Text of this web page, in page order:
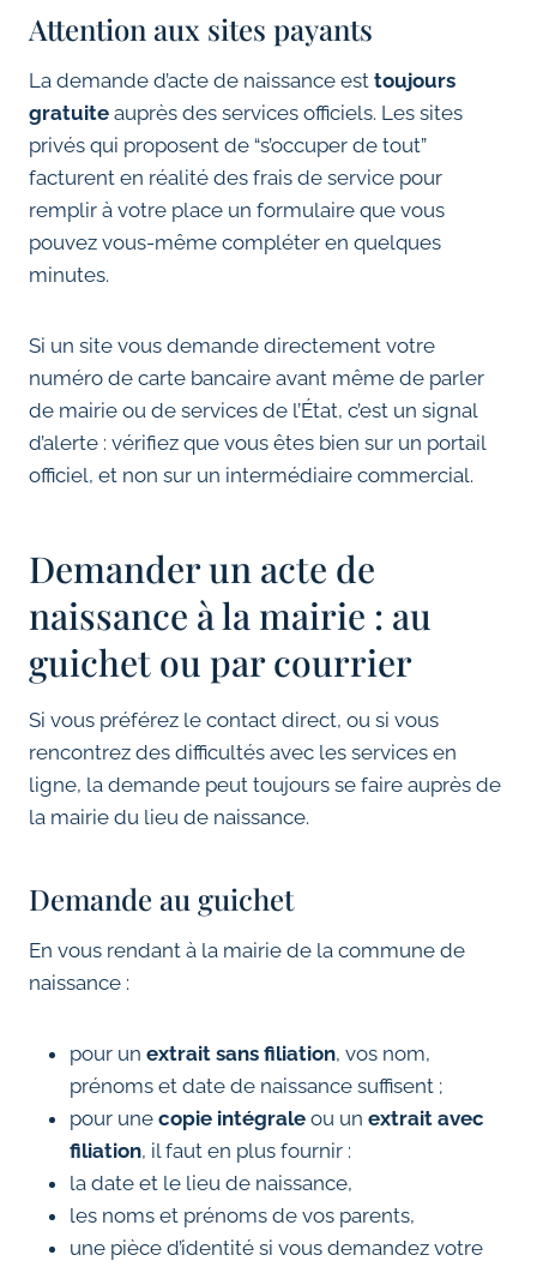
Attention aux sites payants
La demande d’acte de naissance est toujours
gratuite auprès des services officiels. Les sites
privés qui proposent de “s’occuper de tout”
facturent en réalité des frais de service pour
remplir à votre place un formulaire que vous
pouvez vous-même compléter en quelques
minutes.
Si un site vous demande directement votre
numéro de carte bancaire avant même de parler
de mairie ou de services de l’État, c’est un signal
d’alerte : vérifiez que vous êtes bien sur un portail
officiel, et non sur un intermédiaire commercial.
Demander un acte de
naissance à la mairie : au
guichet ou par courrier
Si vous préférez le contact direct, ou si vous
rencontrez des difficultés avec les services en
ligne, la demande peut toujours se faire auprès de
la mairie du lieu de naissance.
Demande au guichet
En vous rendant à la mairie de la commune de
naissance :
pour un extrait sans filiation, vos nom,
prénoms et date de naissance suffisent ;
pour une copie intégrale ou un extrait avec
filiation, il faut en plus fournir :
la date et le lieu de naissance,
les noms et prénoms de vos parents,
une pièce d’identité si vous demandez votre